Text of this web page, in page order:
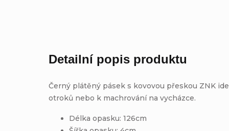
Detailní popis produktu
Černý plátěný pásek s kovovou přeskou ZNK
otroků nebo k machrování na vycházce.
Délka opasku: 126cm